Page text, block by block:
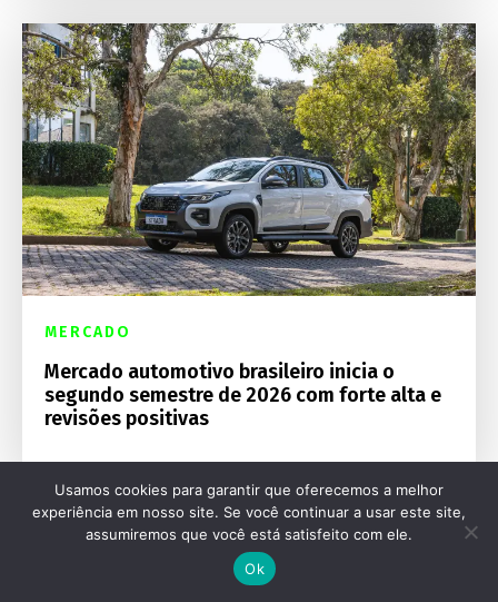
MERCADO
Mercado automotivo brasileiro inicia o
segundo semestre de 2026 com forte alta e
revisões positivas
Destaques Mecânica Online
Usamos cookies para garantir que oferecemos a melhor
experiência em nosso site. Se você continuar a usar este site,
assumiremos que você está satisfeito com ele.
Ok